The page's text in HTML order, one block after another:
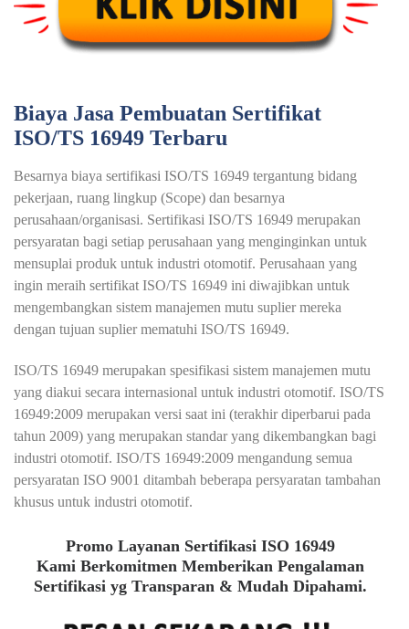
Biaya Jasa Pembuatan Sertifikat
ISO/TS 16949 Terbaru
Besarnya biaya sertifikasi ISO/TS 16949 tergantung bidang
pekerjaan, ruang lingkup (Scope) dan besarnya
perusahaan/organisasi. Sertifikasi ISO/TS 16949 merupakan
persyaratan bagi setiap perusahaan yang menginginkan untuk
mensuplai produk untuk industri otomotif. Perusahaan yang
ingin meraih sertifikat ISO/TS 16949 ini diwajibkan untuk
mengembangkan sistem manajemen mutu suplier mereka
dengan tujuan suplier mematuhi ISO/TS 16949.
ISO/TS 16949 merupakan spesifikasi sistem manajemen mutu
yang diakui secara internasional untuk industri otomotif. ISO/TS
16949:2009 merupakan versi saat ini (terakhir diperbarui pada
tahun 2009) yang merupakan standar yang dikembangkan bagi
industri otomotif. ISO/TS 16949:2009 mengandung semua
persyaratan ISO 9001 ditambah beberapa persyaratan tambahan
khusus untuk industri otomotif.
Promo Layanan Sertifikasi ISO 16949
Kami Berkomitmen Memberikan Pengalaman
Sertifikasi yg Transparan & Mudah Dipahami.